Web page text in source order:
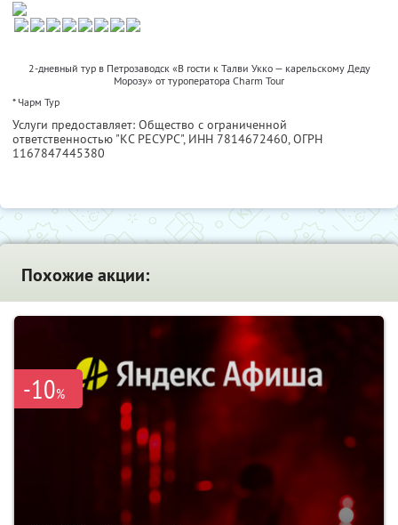
2-дневный тур в Петрозаводск «В гости к Талви Укко — карельскому Деду
Морозу» от туроператора Charm Tour
* Чарм Тур
Услуги предоставляет: Общество с ограниченной
ответственностью "КС РЕСУРС", ИНН 7814672460, ОГРН
1167847445380
Похожие акции:
-10%